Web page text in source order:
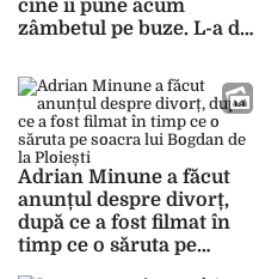
cine îi pune acum
zâmbetul pe buze. L-a dat
Valentin Sanfira
Adrian Minune a făcut
anunțul despre divorț,
după ce a fost filmat în
timp ce o săruta pe